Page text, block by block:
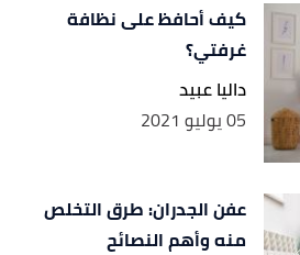
كيف أحافظ على نظافة
غرفتي؟
داليا عبيد
05 يوليو 2021
عفن الجدران: طرق التخلص
منه وأهم النصائح